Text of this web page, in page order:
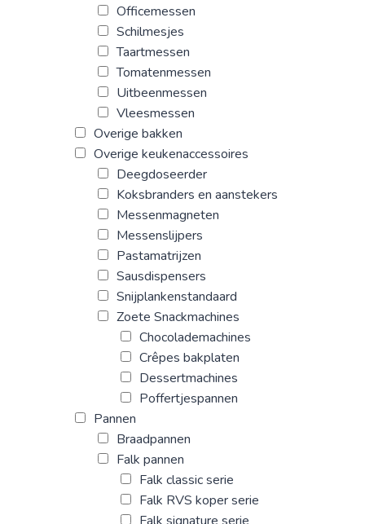
Officemessen
Schilmesjes
Taartmessen
Tomatenmessen
Uitbeenmessen
Vleesmessen
Overige bakken
Overige keukenaccessoires
Deegdoseerder
Koksbranders en aanstekers
Messenmagneten
Messenslijpers
Pastamatrijzen
Sausdispensers
Snijplankenstandaard
Zoete Snackmachines
Chocolademachines
Crêpes bakplaten
Dessertmachines
Poffertjespannen
Pannen
Braadpannen
Falk pannen
Falk classic serie
Falk RVS koper serie
Falk signature serie